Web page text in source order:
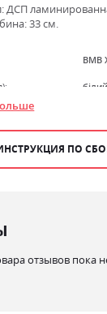
ДСП
33 см.
ВМВ
ПО
отзывов пока